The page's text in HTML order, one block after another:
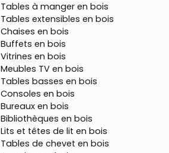
Tables à manger en bois
Tables extensibles en bois
Chaises en bois
Buffets en bois
Vitrines en bois
Meubles TV en bois
Tables basses en bois
Consoles en bois
Bureaux en bois
Bibliothèques en bois
Lits et têtes de lit en bois
Tables de chevet en bois